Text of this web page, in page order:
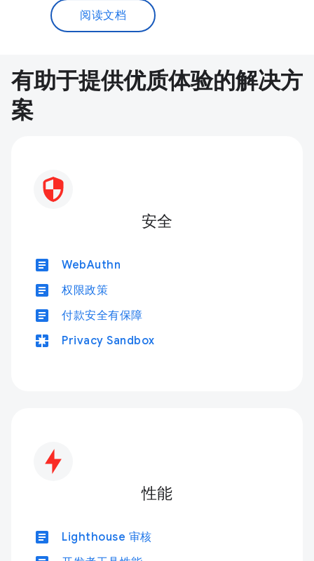
阅读文档
有助于提供优质体验的解决方
案
安全
article WebAuthn
article 权限政策
article 付款安全有保障
pages Privacy Sandbox
性能
article Lighthouse 审核